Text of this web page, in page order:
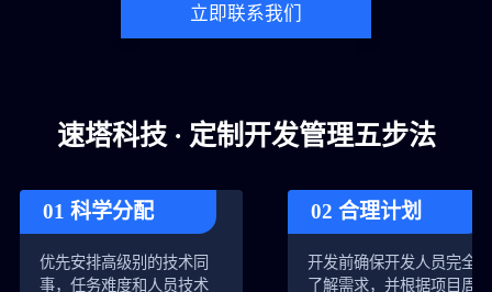
立即联系我们
速塔科技 · 定制开发管理五步法
01 科学分配
优先安排高级别的技术同
事，任务难度和人员技术
02 合理计划
开发前确保开发人员完全
了解需求，并根据项目周